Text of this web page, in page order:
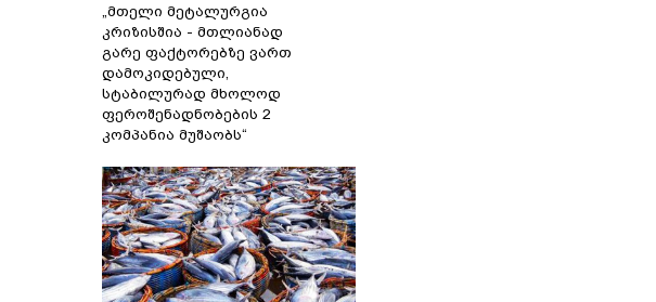
„მთელი მეტალურგია
კრიზისშია - მთლიანად
გარე ფაქტორებზე ვართ
დამოკიდებული,
სტაბილურად მხოლოდ
ფეროშენადნობების 2
კომპანია მუშაობს“